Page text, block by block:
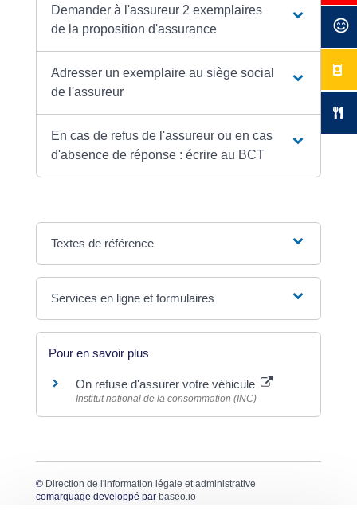
Demander à l'assureur 2 exemplaires
de la proposition d'assurance
Adresser un exemplaire au siège social
de l'assureur
En cas de refus de l'assureur ou en cas
d'absence de réponse : écrire au BCT
Textes de référence
Services en ligne et formulaires
Pour en savoir plus
On refuse d'assurer votre véhicule
Institut national de la consommation (INC)
© Direction de l'information légale et administrative
comarquage developpé par baseo.io